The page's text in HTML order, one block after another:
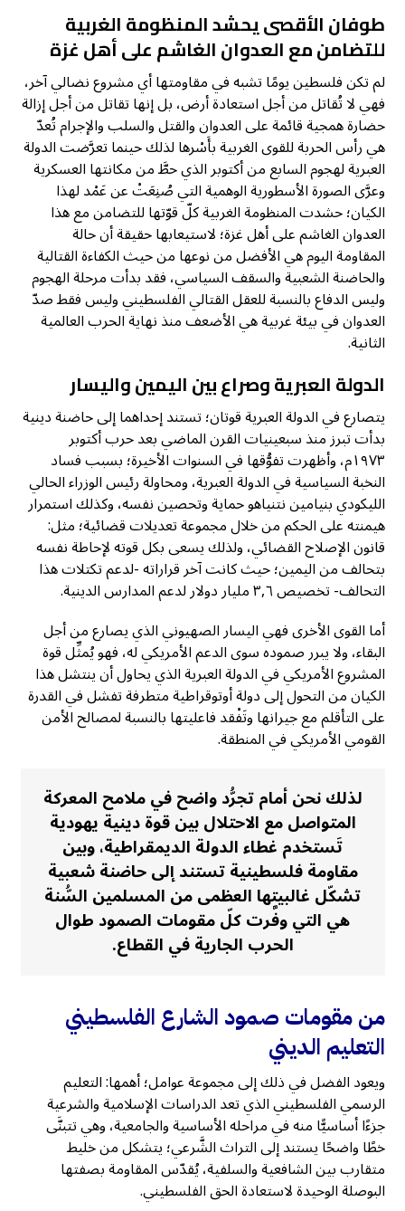
طوفان الأقصى يحشد المنظومة الغربية
للتضامن مع العدوان الغاشم على أهل غزة
لم تكن فلسطين يومًا تشبه في مقاومتها أي مشروع نضالي آخر،
فهي لا تُقاتل من أجل استعادة أرض، بل إنها تقاتل من أجل إزالة
حضارة همجية قائمة على العدوان والقتل والسلب والإجرام تُعدّ
هي رأس الحربة للقوى الغربية بأَسْرها لذلك حينما تعرَّضت الدولة
العبرية لهجوم السابع من أكتوبر الذي حطَّ من مكانتها العسكرية
وعرَّى الصورة الأسطورية الوهمية التي صُنِعَتْ عن عَمْد لهذا
الكيان؛ حشدت المنظومة الغربية كلّ قوّتها للتضامن مع هذا
العدوان الغاشم على أهل غزة؛ لاستيعابها حقيقة أن حالة
المقاومة اليوم هي الأفضل من نوعها من حيث الكفاءة القتالية
والحاضنة الشعبية والسقف السياسي، فقد بدأت مرحلة الهجوم
وليس الدفاع بالنسبة للعقل القتالي الفلسطيني وليس فقط صدّ
العدوان في بيئة غربية هي الأضعف منذ نهاية الحرب العالمية
الثانية.
الدولة العبريةوصراع بين اليمين واليسار
يتصارع في الدولة العبرية قوتان؛ تستند إحداهما إلى حاضنة دينية
بدأت تبرز منذ سبعينيات القرن الماضي بعد حرب أكتوبر
١٩٧٣م، وأظهرت تفوُّقها في السنوات الأخيرة؛ بسبب فساد
النخبة السياسية في الدولة العبرية، ومحاولة رئيس الوزراء الحالي
الليكودي بنيامين نتنياهو حماية وتحصين نفسه، وكذلك استمرار
هيمنته على الحكم من خلال مجموعة تعديلات قضائية؛ مثل:
قانون الإصلاح القضائي، ولذلك يسعى بكل قوته لإحاطة نفسه
بتحالف من اليمين؛ حيث كانت آخر قراراته -لدعم تكتلات هذا
التحالف- تخصيص ٣,٦ مليار دولار لدعم المدارس الدينية.
أما القوى الأخرى فهي اليسار الصهيوني الذي يصارع من أجل
البقاء، ولا يبرر صموده سوى الدعم الأمريكي له، فهو يُمثِّل قوة
المشروع الأمريكي في الدولة العبرية الذي يحاول أن ينتشل هذا
الكيان من التحول إلى دولة أوتوقراطية متطرفة تفشل في القدرة
على التأقلم مع جيرانها وتَفْقد فاعليتها بالنسبة لمصالح الأمن
القومي الأمريكي في المنطقة.
لذلك نحن أمام تجرُّد واضح في ملامح المعركة
المتواصل مع الاحتلال بين قوة دينية يهودية
تَستخدم غطاء الدولة الديمقراطية، وبين
مقاومة فلسطينية تستند إلى حاضنة شعبية
تشكّل غالبيتها العظمى من المسلمين السُّنة
هي التي وفَّرت كلّ مقومات الصمود طوال
الحرب الجارية في القطاع.
منمقومات صمود الشارع الفلسطيني
التعليم الديني
ويعود الفضل في ذلك إلى مجموعة عوامل؛ أهمها: التعليم
الرسمي الفلسطيني الذي تعد الدراسات الإسلامية والشرعية
جزءًا أساسيًّا منه في مراحله الأساسية والجامعية، وهي تتبنَّى
خطًا واضحًا يستند إلى التراث الشَّرعي؛ يتشكل من خليط
متقارب بين الشافعية والسلفية، يُقدّس المقاومة بصفتها
البوصلة الوحيدة لاستعادة الحق الفلسطيني.